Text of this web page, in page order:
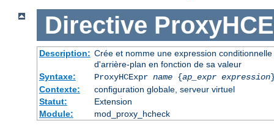
Directive
Description: Crée et nomme une expression
d'arrière-plan en fonction de sa valeur
Syntaxe:
ProxyHCExpr name{ap_expr expression
Contexte:
configuration globale, serveur virtuel
Statut:
Extension
Module:
mod_proxy_hcheck